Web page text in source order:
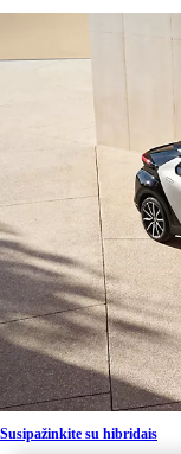
Susipažinkite su hibridais